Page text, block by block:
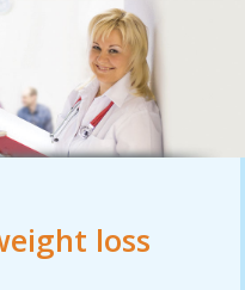
loss